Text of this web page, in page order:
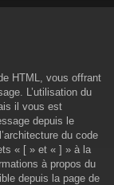
HTML, vous offrant
L’utilisation du
il vous est
depuis le
du code
« [ » et « ] » à la
à propos du
depuis la page de